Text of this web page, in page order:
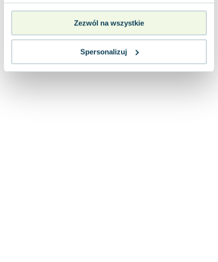
Zezwól na wszystkie
Spersonalizuj
Lorraine Warren
Jacek Walkiewicz